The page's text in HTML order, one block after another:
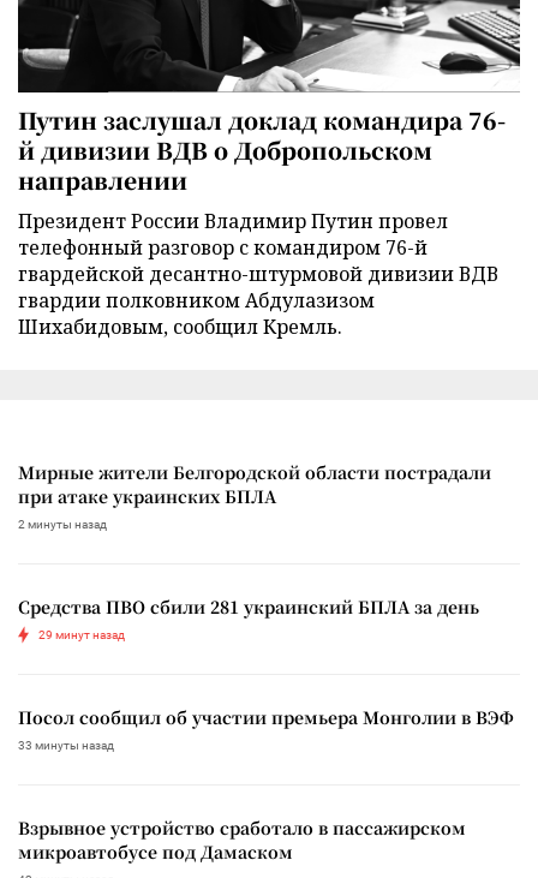
Путин заслушал доклад командира 76-
й дивизии ВДВ о Добропольском
направлении
Президент России Владимир Путин провел
телефонный разговор с командиром 76-й
гвардейской десантно-штурмовой дивизии ВДВ
гвардии полковником Абдулазизом
Шихабидовым, сообщил Кремль.
Мирные жители Белгородской области пострадали
при атаке украинских БПЛА
2 минуты назад
Средства ПВО сбили 281 украинский БПЛА за день
29 минут назад
Посол сообщил об участии премьера Монголии в ВЭФ
33 минуты назад
Взрывное устройство сработало в пассажирском
микроавтобусе под Дамаском